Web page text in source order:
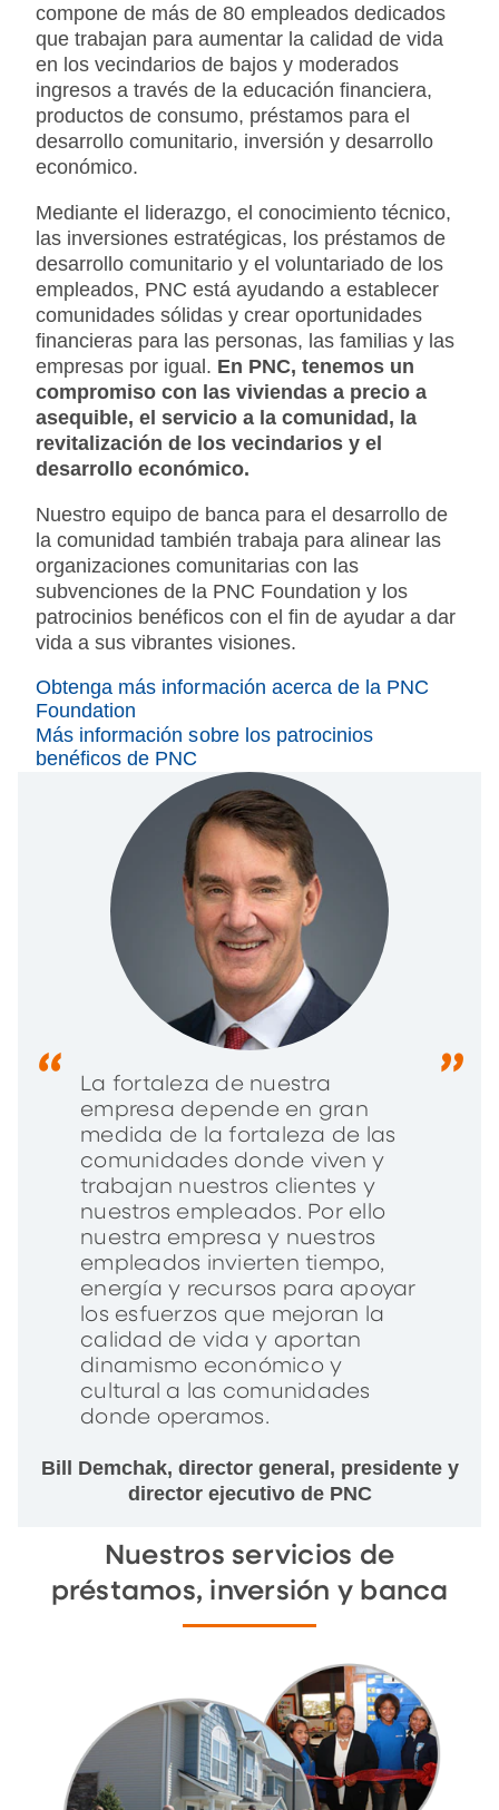
compone de más de 80 empleados dedicados
que trabajan para aumentar la calidad de vida
en los vecindarios de bajos y moderados
ingresos a través de la educación financiera,
productos de consumo, préstamos para el
desarrollo comunitario, inversión y desarrollo
económico.
Mediante el liderazgo, el conocimiento técnico,
las inversiones estratégicas, los préstamos de
desarrollo comunitario y el voluntariado de los
empleados, PNC está ayudando a establecer
comunidades sólidas y crear oportunidades
financieras para las personas, las familias y las
empresas por igual. En PNC, tenemos un
compromiso con las viviendas a precio a
asequible, el servicio a la comunidad, la
revitalización de los vecindarios y el
desarrollo económico.
Nuestro equipo de banca para el desarrollo de
la comunidad también trabaja para alinear las
organizaciones comunitarias con las
subvenciones de la PNC Foundation y los
patrocinios benéficos con el fin de ayudar a dar
vida a sus vibrantes visiones.
Obtenga más información acerca de la PNC
Foundation
Más información sobre los patrocinios
benéficos de PNC
La fortaleza de nuestra
empresa depende en gran
medida de la fortaleza de las
comunidades donde viven y
trabajan nuestros clientes y
nuestros empleados. Por ello
nuestra empresa y nuestros
empleados invierten tiempo,
energía y recursos para apoyar
los esfuerzos que mejoran la
calidad de vida y aportan
dinamismo económico y
cultural a las comunidades
donde operamos.
Bill Demchak, director general, presidente y
director ejecutivo de PNC
Nuestros servicios de
préstamos, inversión y banca